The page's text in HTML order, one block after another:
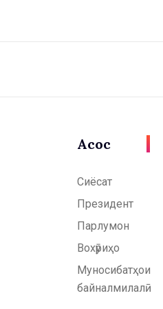
Асосӣ
Сиёсат
Президент
Парлумон
Вохӯриҳо
Муносибатҳои
байналмилалӣ